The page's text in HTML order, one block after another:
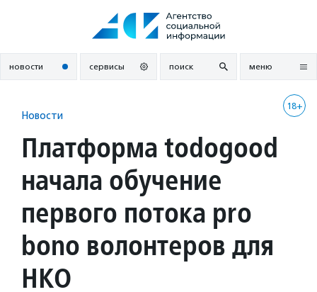
новости сервисы поиск меню
18+
Новости
Платформа todogood
начала обучение
первого потока pro
bono волонтеров для
НКО